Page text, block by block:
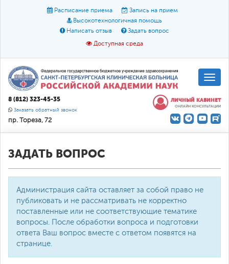
Расписание приема
Запись на прием
Высокотехнологичная помощь
Написать отзыв
Задать вопрос
Доступная среда
Размер шрифта: A A A
Цвет:
О доступной среде
8 (812) 323-45-35
Заказать обратный звонок
пр. Тореза, 72
ЛИЧНЫЙ КАБИНЕТ
ОНЛАЙН КОНСУЛЬТАЦИИ
ЗАДАТЬ ВОПРОС
Администрация сайта оставляет за собой право не
публиковать и не рассматривать не корректно
поставленные или не соответствующие тематике
вопросы. После обработки вопроса и подготовки
ответа Ваш вопрос вместе с ответом появятся на
странице.